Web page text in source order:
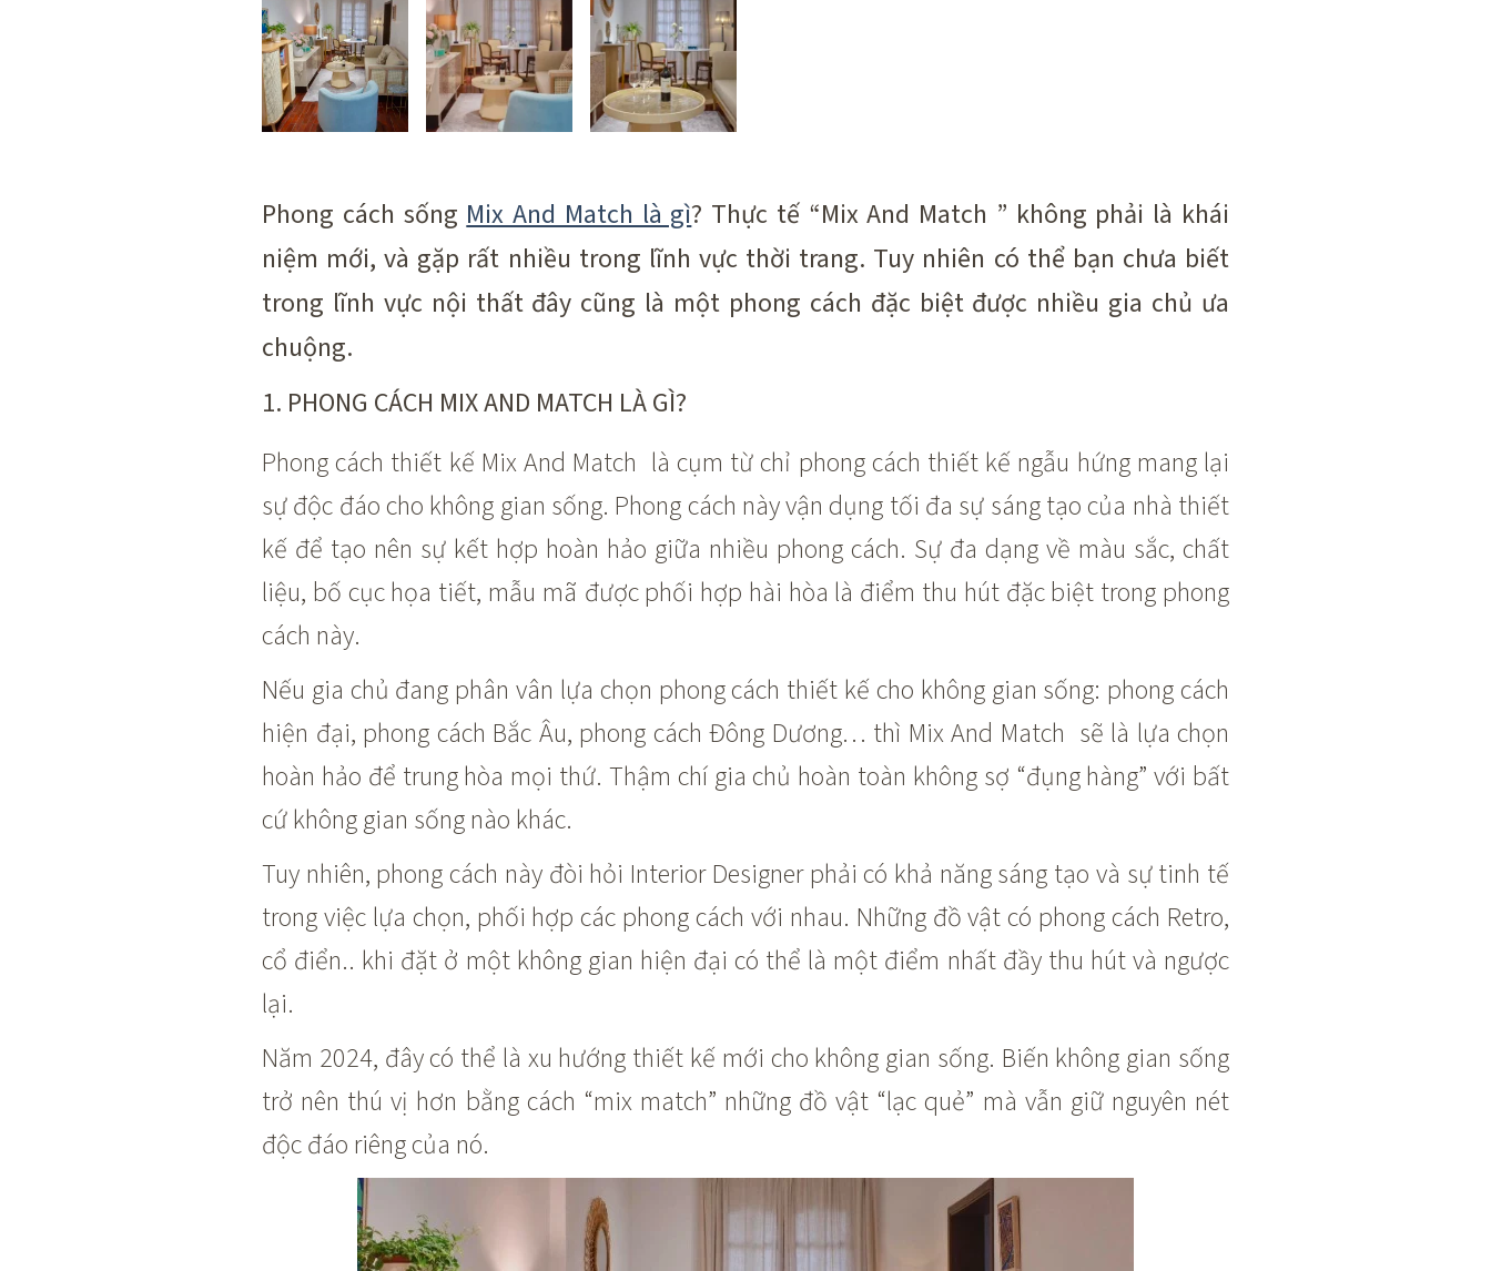
Phong cách sốngMix And Match là gì? Thực tế “Mix And Match ” không phải là khái
niệm mới, và gặp rất nhiều trong lĩnh vực thời trang. Tuy nhiên có thể bạn chưa biết
trong lĩnh vực nội thất đây cũng là một phong cách đặc biệt được nhiều gia chủ ưa
chuộng.
1. PHONG CÁCH MIX AND MATCH LÀ GÌ?
Phong cách thiết kế Mix And Match là cụm từ chỉ phong cách thiết kế ngẫu hứng mang lại
sự độc đáo cho không gian sống. Phong cách này vận dụng tối đa sự sáng tạo của nhà thiết
kế để tạo nên sự kết hợp hoàn hảo giữa nhiều phong cách. Sự đa dạng về màu sắc, chất
liệu, bố cục họa tiết, mẫu mã được phối hợp hài hòa là điểm thu hút đặc biệt trong phong
cách này.
Nếu gia chủ đang phân vân lựa chọn phong cách thiết kế cho không gian sống: phong cách
hiện đại, phong cách Bắc Âu, phong cách Đông Dương… thì Mix And Match sẽ là lựa chọn
hoàn hảo để trung hòa mọi thứ. Thậm chí gia chủ hoàn toàn không sợ “đụng hàng” với bất
cứ không gian sống nào khác.
Tuy nhiên, phong cách này đòi hỏi Interior Designer phải có khả năng sáng tạo và sự tinh tế
trong việc lựa chọn, phối hợp các phong cách với nhau. Những đồ vật có phong cách Retro,
cổ điển.. khi đặt ở một không gian hiện đại có thể là một điểm nhất đầy thu hút và ngược
lại.
Năm 2024, đây có thể là xu hướng thiết kế mới cho không gian sống. Biến không gian sống
trở nên thú vị hơn bằng cách “mix match” những đồ vật “lạc quẻ” mà vẫn giữ nguyên nét
độc đáo riêng của nó.